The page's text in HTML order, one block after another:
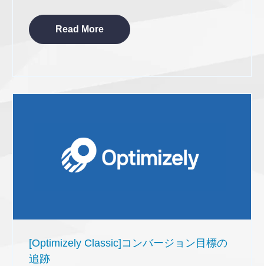
Read More
[Optimizely Classic]コンバージョン目標の
追跡